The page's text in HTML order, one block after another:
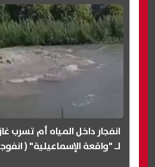
انفجار داخل المياه أم تسرب
لـ "واقعة الإسماعيلية" (